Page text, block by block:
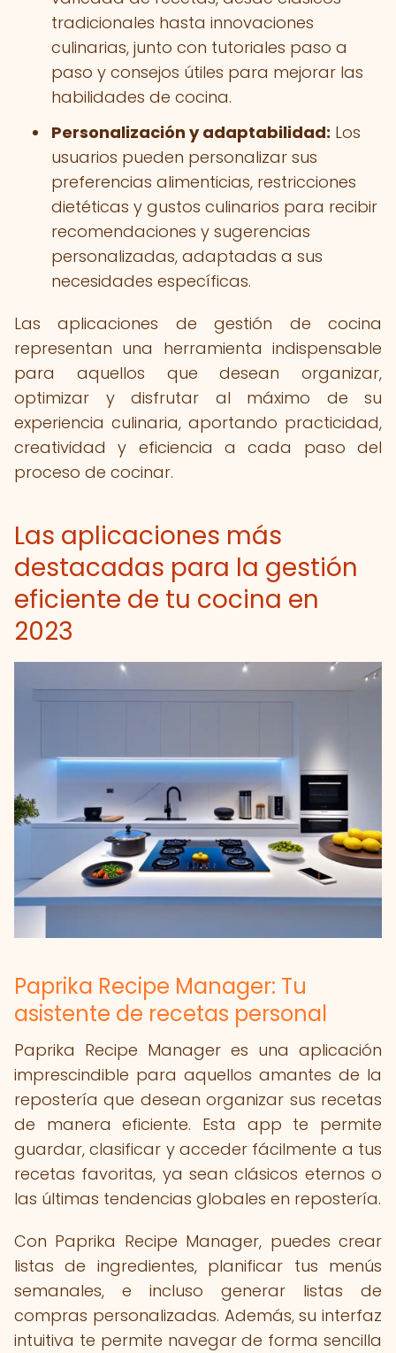
tradicionales hasta innovaciones
culinarias, junto con tutoriales paso a
paso y consejos útiles para mejorar las
habilidades de cocina.
Personalización y adaptabilidad: Los
usuarios pueden personalizar sus
preferencias alimenticias, restricciones
dietéticas y gustos culinarios para recibir
recomendaciones y sugerencias
personalizadas, adaptadas a sus
necesidades específicas.
Las aplicaciones de gestión de cocina
representan una herramienta indispensable
para aquellos que desean organizar,
optimizar y disfrutar al máximo de su
experiencia culinaria, aportando practicidad,
creatividad y eficiencia a cada paso del
proceso de cocinar.
Las aplicaciones más
destacadas para la gestión
eficiente de tu cocina en
2023
Paprika Recipe Manager: Tu
asistente de recetas personal
Paprika Recipe Manager es una aplicación
imprescindible para aquellos amantes de la
repostería que desean organizar sus recetas
de manera eficiente. Esta app te permite
guardar, clasificar y acceder fácilmente a tus
recetas favoritas, ya sean clásicos eternos o
las últimas tendencias globales en repostería.
Con Paprika Recipe Manager, puedes crear
listas de ingredientes, planificar tus menús
semanales, e incluso generar listas de
compras personalizadas. Además, su interfaz
intuitiva te permite navegar de forma sencilla